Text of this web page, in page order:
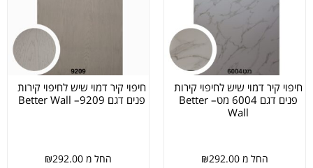
חיפוי קיר דמוי שיש לחיפוי קירות
פנים דגם 6004 מט– Better
Wall
החל מ ₪292.00
חיפוי קיר דמוי שיש לחיפוי קירות
פנים דגם 9209– Better Wall
החל מ ₪292.00